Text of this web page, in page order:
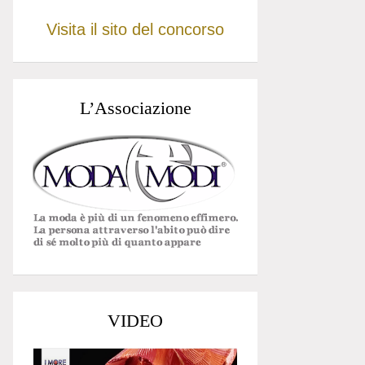
Visita il sito del concorso
L’Associazione
VIDEO